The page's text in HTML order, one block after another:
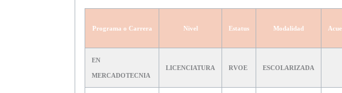
Programa o Carrera Nivel Estatus Modalidad
EN
MERCADOTECNIA
LICENCIATURA RVOE ESCOLARIZADA